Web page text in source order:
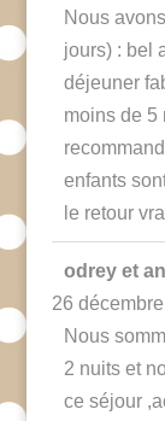
Nous
jours) : bel
déjeuner
moins de 5
enfants
le retour
odrey et
26
Nous
2 nuits et
ce séjour